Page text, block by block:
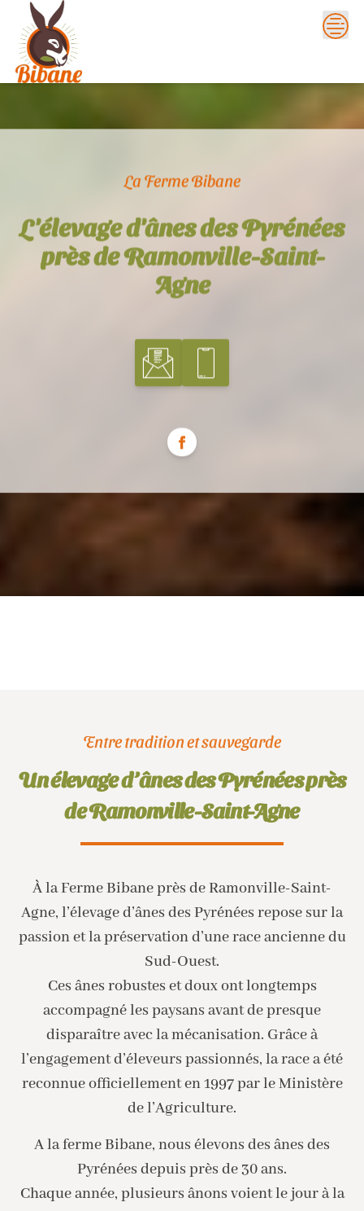
content
La Ferme Bibane
L'élevage d'ânes des Pyrénées
près de Ramonville-Saint-
Agne
Entre tradition et sauvegarde
Un élevage d’ânes des Pyrénées près
de Ramonville-Saint-Agne
À la Ferme Bibane près de Ramonville-Saint-
Agne, l’élevage d’ânes des Pyrénées repose sur la
passion et la préservation d’une race ancienne du
Sud-Ouest.
Ces ânes robustes et doux ont longtemps
accompagné les paysans avant de presque
disparaître avec la mécanisation. Grâce à
l’engagement d’éleveurs passionnés, la race a été
reconnue officiellement en 1997 par le Ministère
de l’Agriculture.
A la ferme Bibane, nous élevons des ânes des
Pyrénées depuis près de 30 ans.
Chaque année, plusieurs ânons voient le jour à la